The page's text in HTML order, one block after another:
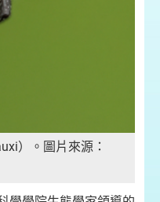
）。圖片來源：